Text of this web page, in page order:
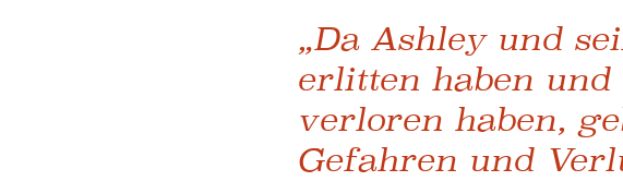
„Da Ashley und
erlitten haben und
verloren haben,
Gefahren und